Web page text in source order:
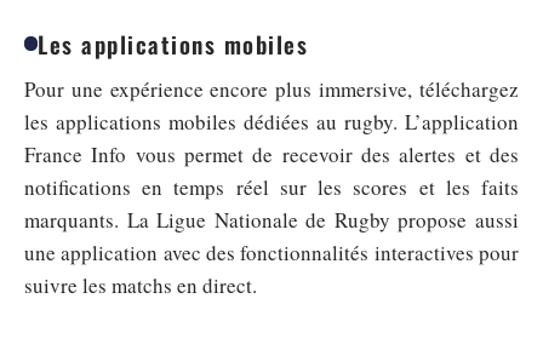
Les applications mobiles
Pour une expérience encore plus immersive, téléchargez
les applications mobiles dédiées au rugby. L’application
France Info vous permet de recevoir des alertes et des
notifications en temps réel sur les scores et les faits
marquants. La Ligue Nationale de Rugby propose aussi
une application avec des fonctionnalités interactives pour
suivre les matchs en direct.